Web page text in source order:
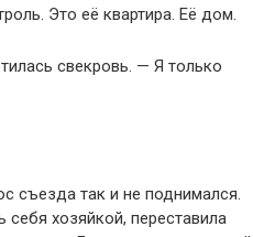
Это её квартира. Её дом.
свекровь. — Я только
съезда так и не поднимался.
себя хозяйкой, переставила